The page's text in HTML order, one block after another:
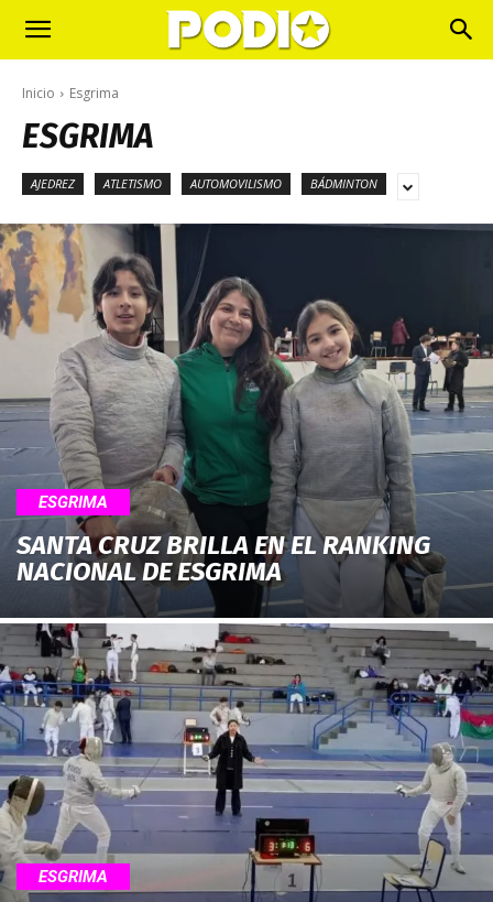
Inicio Esgrima
ESGRIMA
AJEDREZ ATLETISMO AUTOMOVILISMO BÁDMINTON
ESGRIMA
SANTA CRUZ BRILLA EN EL RANKING
NACIONAL DE ESGRIMA
ESGRIMA